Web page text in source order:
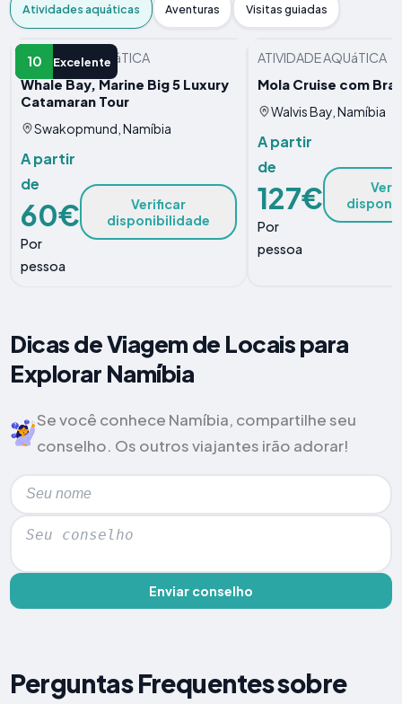
Atividades aquáticas Aventuras Visitas guiadas
10 Excelente
ATIVIDADE AQUáTICA
Whale Bay, Marine Big 5 Luxury
Catamaran Tour
Swakopmund, Namíbia
A partir
de
60€
Por
pessoa
Verificar
disponibilidade
ATIVIDADE AQUáTICA
Mola Cruise com
Walvis Bay, Namíbia
A partir
de
127€
Por
pessoa
Dicas de Viagem de Locais para
Explorar Namíbia
Se você conhece Namíbia, compartilhe seu
conselho. Os outros viajantes irão adorar!
Enviar conselho
Perguntas Frequentes sobre